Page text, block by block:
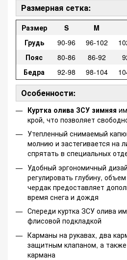
Размерная сетка:
Размер S M
Грудь
90-96 96-102
Пояс
80-86 86-92
Бедра
92-98 98-104
Особенности:
Куртка олива ЗСУ зимняя
крой, что позволяет
Утепленный снимаемый
молнию и застегивается на
спрятать в специальных
Удобный эргономичный
регулировать глубину,
чердак предоставляет
время снега и дождя
Спереди куртка ЗСУ олива
флисовой подкладкой
Карманы на рукавах, два
защитным клапаном, а также
кармана